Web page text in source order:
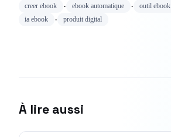
creer ebook · ebook automatique · outil ebook
ia ebook · produit digital
À lire aussi